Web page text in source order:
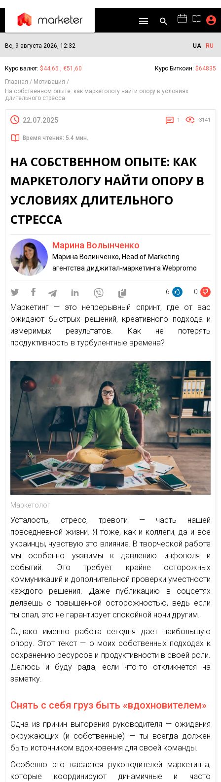
Вс, 9 августа 2026, 12:32 UA RU
Курс валют: $44,65 , €51,60 Курс Биткоин: $64835
Главная
Мотивация
На собственном опыте: как маркетологу найти опору в условиях
длительного стресса
22.07.2025 1 3141
Время чтения: 5.4 мин.
НА СОБСТВЕННОМ ОПЫТЕ: КАК
МАРКЕТОЛОГУ НАЙТИ ОПОРУ В
УСЛОВИЯХ ДЛИТЕЛЬНОГО
СТРЕССА
Марина Волынченко
Марина Волинченко, Head of Marketing
агентства диджитал-маркетинга Webpromo
6 0
Маркетинг — это непрерывный спринт, где от вас
ожидают быстрых решений, креативного подхода и
измеримых результатов. Как не потерять
продуктивность в турбулентные времена?
Маркетолог
Усталость, стресс, тревоги — часть нашей
повседневной жизни. Я тоже, как и коллеги, да и все
украинцы, чувствую это влияние. В творческой работе
мы особенно уязвимы к давлению инфополя и
событий. Это требует крайне осторожных
коммуникаций и дополнительной проверки уместности
каждого решения. Даже публикацию в соцсетях
делаешь с повышенной осторожностью, ведь если
ты спал, это не гарантирует спокойной ночи другим.
Однако именно работа сегодня дает наибольшую
опору. Этот текст — о моих собственных подходах к
сохранению ресурсов и продуктивности в своей роли.
Делюсь и буду рада, если что-то откликнется на
заметку.
Снять с себя груз быть «вдохновителем»
Одна из причин выгорания руководителя — ожидания
окружающих (и собственные) — ты всегда должен
быть источником вдохновения для своей команды.
Особенно это касается руководителей маркетинга,
которые координируют динамичные и часто